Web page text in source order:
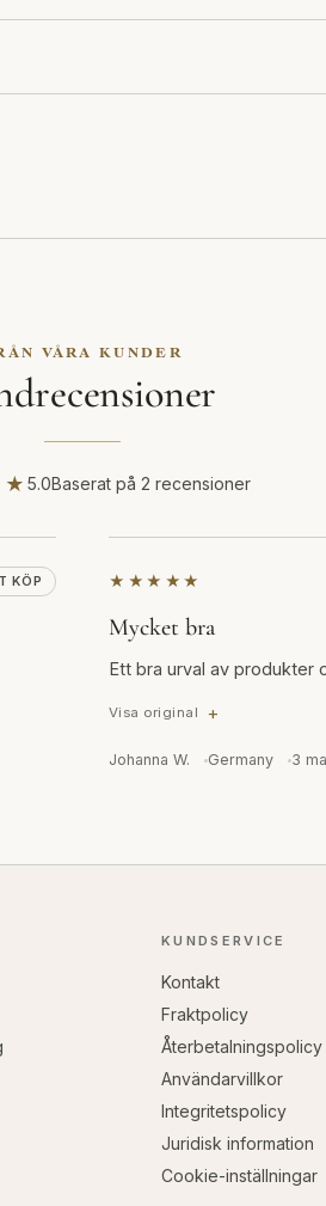
VÅRA KUNDER
5.0Baserat på 2 recensioner
KÖP ★★★★★
Mycket bra
Ett bra urval av produkter
Visa original
Johanna W. Germany 3
KUNDSERVICE
Kontakt
Fraktpolicy
Återbetalningspolicy
Användarvillkor
Integritetspolicy
Juridisk information
Cookie-inställningar